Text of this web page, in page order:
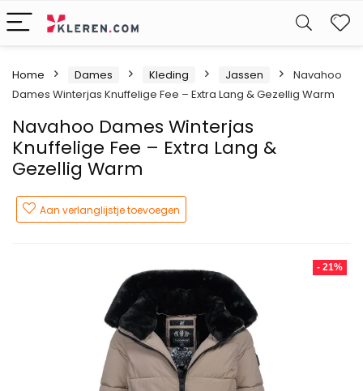
Home Dames Kleding Jassen
Navahoo
Dames Winterjas Knuffelige Fee – Extra Lang & Gezellig Warm
Navahoo Dames Winterjas
Knuffelige Fee – Extra Lang &
Gezellig Warm
Aan verlanglijstje toevoegen
- 21%